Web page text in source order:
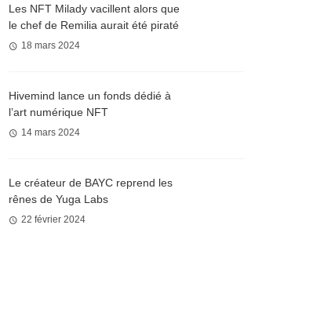
Les NFT Milady vacillent alors que
le chef de Remilia aurait été piraté
18 mars 2024
Hivemind lance un fonds dédié à
l’art numérique NFT
14 mars 2024
Le créateur de BAYC reprend les
rênes de Yuga Labs
22 février 2024